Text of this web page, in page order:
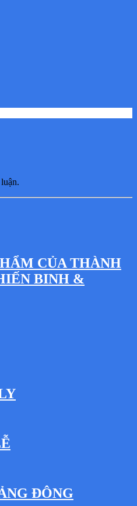
CỦA THÀNH
BINH &
ĐÔNG